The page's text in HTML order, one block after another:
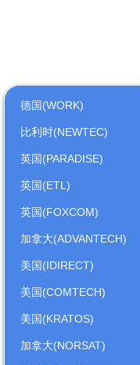
德国(WORK)
比利时(NEWTEC)
英国(PARADISE)
英国(ETL)
英国(FOXCOM)
加拿大(ADVANTECH)
美国(IDIRECT)
美国(COMTECH)
美国(KRATOS)
加拿大(NORSAT)